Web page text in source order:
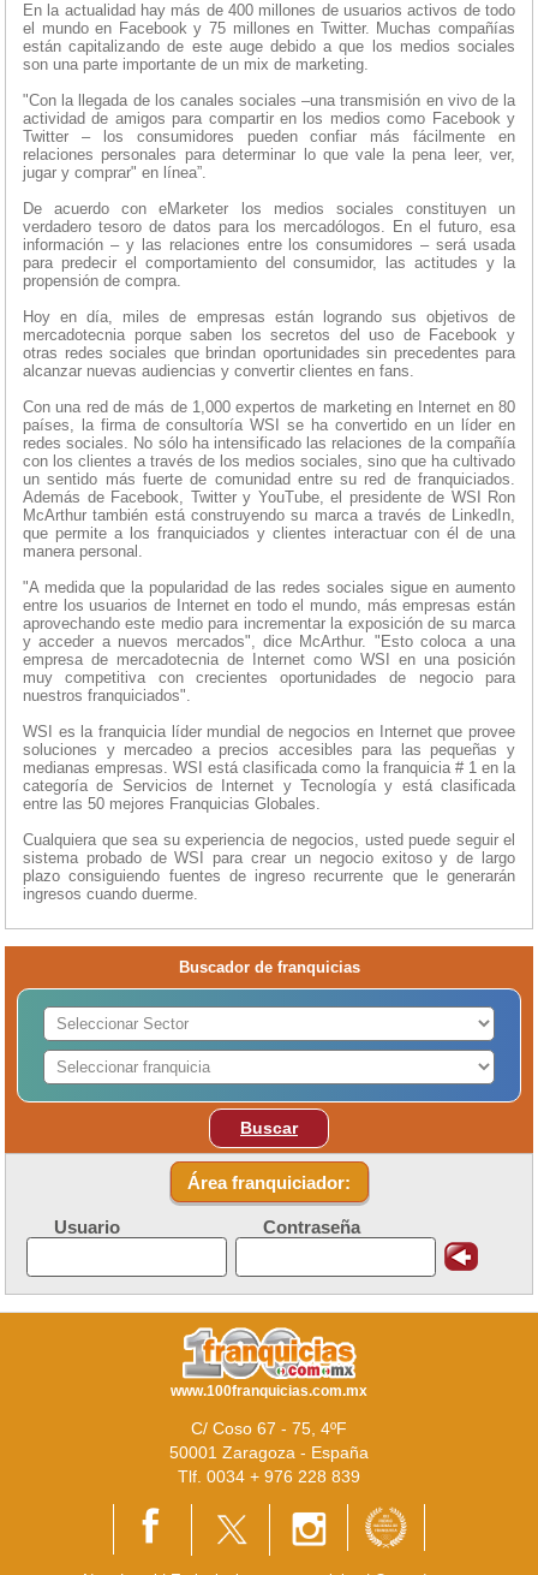
En la actualidad hay más de 400 millones de usuarios activos de todo
el mundo en Facebook y 75 millones en Twitter. Muchas compañías
están capitalizando de este auge debido a que los medios sociales
son una parte importante de un mix de marketing.
"Con la llegada de los canales sociales –una transmisión en vivo de la
actividad de amigos para compartir en los medios como Facebook y
Twitter – los consumidores pueden confiar más fácilmente en
relaciones personales para determinar lo que vale la pena leer, ver,
jugar y comprar" en línea”.
De acuerdo con eMarketer los medios sociales constituyen un
verdadero tesoro de datos para los mercadólogos. En el futuro, esa
información – y las relaciones entre los consumidores – será usada
para predecir el comportamiento del consumidor, las actitudes y la
propensión de compra.
Hoy en día, miles de empresas están logrando sus objetivos de
mercadotecnia porque saben los secretos del uso de Facebook y
otras redes sociales que brindan oportunidades sin precedentes para
alcanzar nuevas audiencias y convertir clientes en fans.
Con una red de más de 1,000 expertos de marketing en Internet en 80
países, la firma de consultoría WSI se ha convertido en un líder en
redes sociales. No sólo ha intensificado las relaciones de la compañía
con los clientes a través de los medios sociales, sino que ha cultivado
un sentido más fuerte de comunidad entre su red de franquiciados.
Además de Facebook, Twitter y YouTube, el presidente de WSI Ron
McArthur también está construyendo su marca a través de LinkedIn,
que permite a los franquiciados y clientes interactuar con él de una
manera personal.
"A medida que la popularidad de las redes sociales sigue en aumento
entre los usuarios de Internet en todo el mundo, más empresas están
aprovechando este medio para incrementar la exposición de su marca
y acceder a nuevos mercados", dice McArthur. "Esto coloca a una
empresa de mercadotecnia de Internet como WSI en una posición
muy competitiva con crecientes oportunidades de negocio para
nuestros franquiciados".
WSI es la franquicia líder mundial de negocios en Internet que provee
soluciones y mercadeo a precios accesibles para las pequeñas y
medianas empresas. WSI está clasificada como la franquicia # 1 en la
categoría de Servicios de Internet y Tecnología y está clasificada
entre las 50 mejores Franquicias Globales.
Cualquiera que sea su experiencia de negocios, usted puede seguir el
sistema probado de WSI para crear un negocio exitoso y de largo
plazo consiguiendo fuentes de ingreso recurrente que le generarán
ingresos cuando duerme.
Buscador de franquicias
Buscar
Área franquiciador:
Usuario Contraseña
www.100franquicias.com.mx
C/ Coso 67 - 75, 4ºF
50001 Zaragoza - España
Tlf. 0034 + 976 228 839